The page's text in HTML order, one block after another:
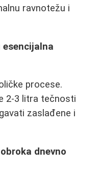
ravnotežu i
procese.
2-3 litra tečnosti
zaslađene i
dnevno